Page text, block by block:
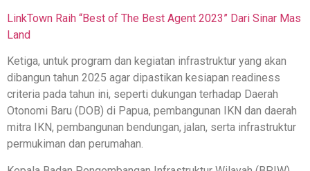
LinkTown Raih “Best of The Best Agent 2023” Dari Sinar Mas
Land
Ketiga, untuk program dan kegiatan infrastruktur yang akan
dibangun tahun 2025 agar dipastikan kesiapan readiness
criteria pada tahun ini, seperti dukungan terhadap Daerah
Otonomi Baru (DOB) di Papua, pembangunan IKN dan daerah
mitra IKN, pembangunan bendungan, jalan, serta infrastruktur
permukiman dan perumahan.